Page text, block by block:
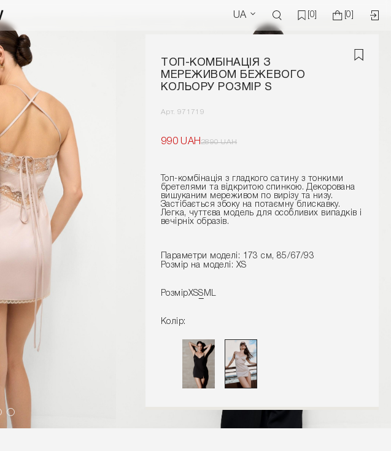
UA [0] [0]
ТОП-КОМБІНАЦІЯ З
МЕРЕЖИВОМ БЕЖЕВОГО
КОЛЬОРУ РОЗМІР S
Арт. 971719
990 UAH2890 UAH
Топ-комбінація з гладкого сатину з тонкими
бретелями та відкритою спинкою. Декорована
вишуканим мереживом по вирізу та низу.
Застібається збоку на потаємну блискавку.
Легка, чуттєва модель для особливих випадків і
вечірніх образів.
Параметри моделі: 173 см, 85/67/93
Розмір на моделі: XS
РозмірXSS M L
Колір:
ДОДАТИ ДО КОШИКУ